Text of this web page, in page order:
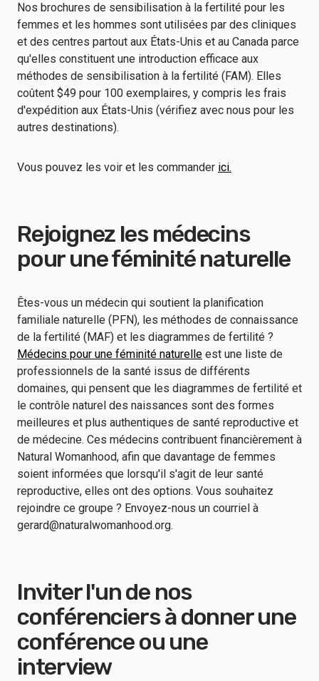
Nos brochures de sensibilisation à la fertilité pour les
femmes et les hommes sont utilisées par des cliniques
et des centres partout aux États-Unis et au Canada parce
qu'elles constituent une introduction efficace aux
méthodes de sensibilisation à la fertilité (FAM). Elles
coûtent $49 pour 100 exemplaires, y compris les frais
d'expédition aux États-Unis (vérifiez avec nous pour les
autres destinations).
Vous pouvez les voir et les commander ici.
Rejoignez les médecins
pour une féminité naturelle
Êtes-vous un médecin qui soutient la planification
familiale naturelle (PFN), les méthodes de connaissance
de la fertilité (MAF) et les diagrammes de fertilité ?
Médecins pour une féminité naturelle est une liste de
professionnels de la santé issus de différents
domaines, qui pensent que les diagrammes de fertilité et
le contrôle naturel des naissances sont des formes
meilleures et plus authentiques de santé reproductive et
de médecine. Ces médecins contribuent financièrement à
Natural Womanhood, afin que davantage de femmes
soient informées que lorsqu'il s'agit de leur santé
reproductive, elles ont des options. Vous souhaitez
rejoindre ce groupe ? Envoyez-nous un courriel à
gerard@naturalwomanhood.org.
Inviter l'un de nos
conférenciers à donner une
conférence ou une
interview